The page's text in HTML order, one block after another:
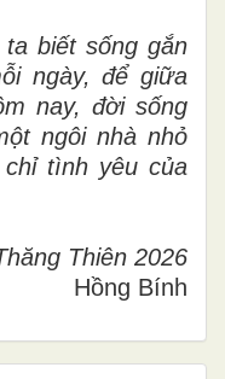
biết sống gắn
ngày, để giữa
nay, đời sống
ngôi nhà nhỏ
tình yêu của
Thiên 2026
Hồng Bính